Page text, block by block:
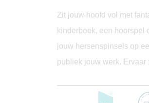
Zit jouw hoofd vol met
kinderboek, een hoorspel
jouw hersenspinsels op
publiek jouw werk.